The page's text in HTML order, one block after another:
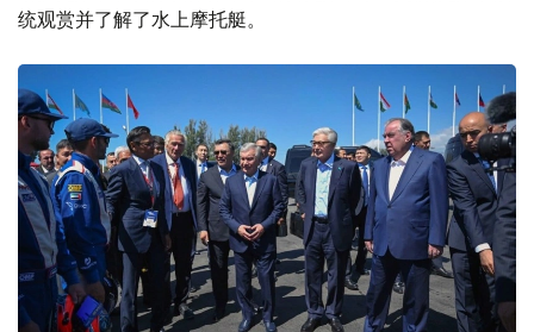
统观赏并了解了水上摩托艇。